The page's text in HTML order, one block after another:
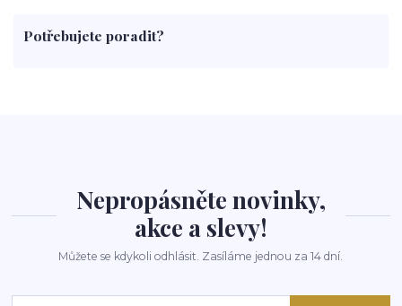
rohlíky
grilování čaj
Potřebujete poradit?
Nepropásněte novinky,
akce a slevy!
Můžete se kdykoli odhlásit. Zasíláme jednou za 14 dní.